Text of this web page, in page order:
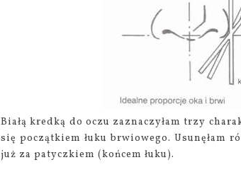
Białą kredką do oczu zaznaczyłam trzy
się początkiem łuku brwiowego. Usunęłam
już za patyczkiem (końcem łuku).